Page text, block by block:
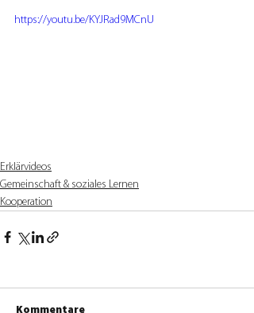
https://youtu.be/KYJRad9MCnU
Erklärvideos
Gemeinschaft & soziales Lernen
Kooperation
Kommentare